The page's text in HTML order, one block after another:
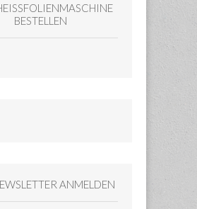
BESTELLEN
ANMELDEN